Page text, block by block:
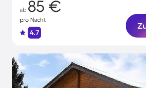
ab 85 €
pro Nacht
4.7